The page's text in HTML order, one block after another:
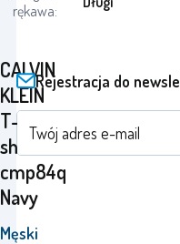
CALVIN
KLEIN
T-
shirt
cmp84q
Navy
Męski
rękawa:
Rejestracja do